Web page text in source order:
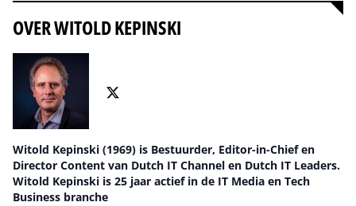
OVER WITOLD KEPINSKI
Witold Kepinski (1969) is Bestuurder, Editor-in-Chief en
Director Content van Dutch IT Channel en Dutch IT Leaders.
Witold Kepinski is 25 jaar actief in de IT Media en Tech
Business branche